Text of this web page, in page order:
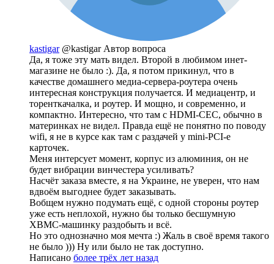
kastigar @kastigar Автор вопроса
Да, я тоже эту мать видел. Второй в любимом инет-
магазине не было :). Да, я потом прикинул, что в
качестве домашнего медиа-сервера-роутера очень
интересная конструкция получается. И медиацентр, и
торенткачалка, и роутер. И мощно, и современно, и
компактно. Интересно, что там с HDMI-CEC, обычно в
материнках не видел. Правда ещё не понятно по поводу
wifi, я не в курсе как там с раздачей у mini-PCI-е
карточек.
Меня интерсует момент, корпус из алюминия, он не
будет вибрации винчестера усиливать?
Насчёт заказа вместе, я на Украине, не уверен, что нам
вдвоём выгоднее будет заказывать.
Вобщем нужно подумать ещё, с одной стороны роутер
уже есть неплохой, нужно бы только бесшумную
XBMC-машинку раздобыть и всё.
Но это однозначно моя мечта :) Жаль в своё время такого
не было ))) Ну или было не так доступно.
Написано более трёх лет назад